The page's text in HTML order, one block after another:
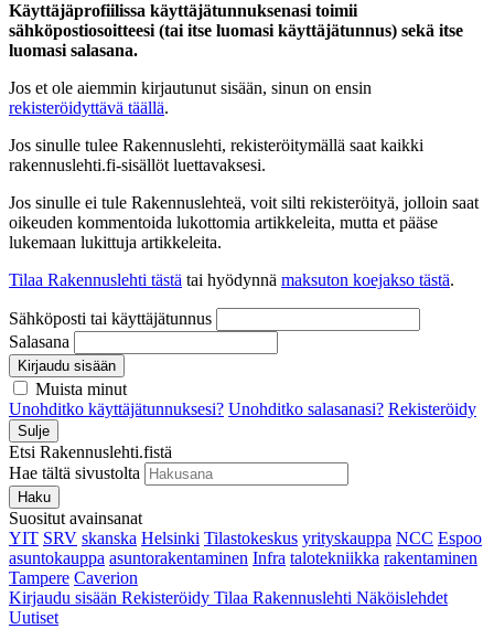
Käyttäjäprofiilissa käyttäjätunnuksenasi toimii
sähköpostiosoitteesi (tai itse luomasi käyttäjätunnus) sekä itse
luomasi salasana.
Jos et ole aiemmin kirjautunut sisään, sinun on ensin
rekisteröidyttävä täällä.
Jos sinulle tulee Rakennuslehti, rekisteröitymällä saat kaikki
rakennuslehti.fi-sisällöt luettavaksesi.
Jos sinulle ei tule Rakennuslehteä, voit silti rekisteröityä, jolloin saat
oikeuden kommentoida lukottomia artikkeleita, mutta et pääse
lukemaan lukittuja artikkeleita.
Tilaa Rakennuslehti tästä tai hyödynnä maksuton koejakso tästä.
Sähköposti tai käyttäjätunnus
Salasana
Kirjaudu sisään
Muista minut
Unohditko käyttäjätunnuksesi? Unohditko salasanasi? Rekisteröidy
Sulje
Etsi Rakennuslehti.fistä
Hae tältä sivustolta
Haku
Suositut avainsanat
YIT SRV skanska Helsinki Tilastokeskus yrityskauppa NCC Espoo
asuntokauppa asuntorakentaminen Infra talotekniikka rakentaminen
Tampere Caverion
Kirjaudu sisään Rekisteröidy Tilaa Rakennuslehti Näköislehdet
Uutiset